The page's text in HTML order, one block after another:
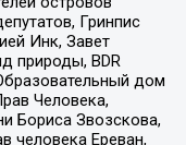
Гринпис
Инк, Завет
природы, BDR
дом
Человека,
Бориса Звозскова,
человека Ереван,